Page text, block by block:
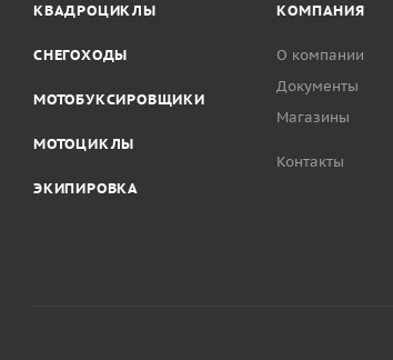
КВАДРОЦИКЛЫ
СНЕГОХОДЫ
МОТОБУКСИРОВЩИКИ
МОТОЦИКЛЫ
ЭКИПИРОВКА
КОМПАНИЯ
О компании
Документы
Магазины
Контакты